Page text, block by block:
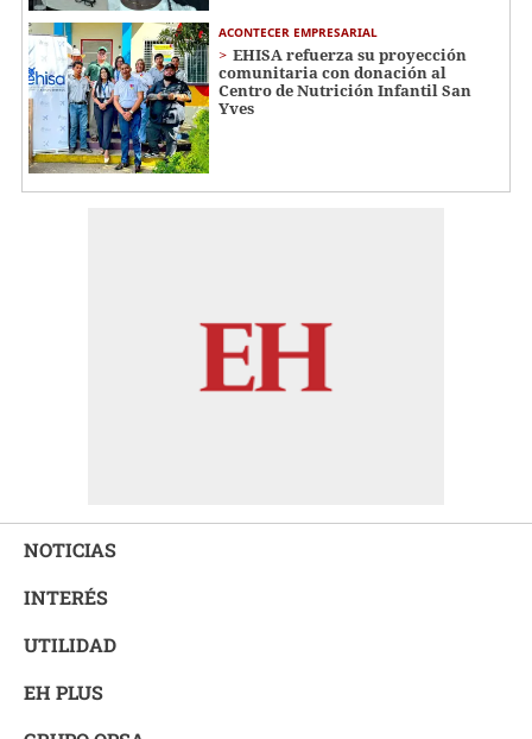
ACONTECER EMPRESARIAL
EHISA refuerza su proyección
comunitaria con donación al
Centro de Nutrición Infantil San
Yves
NOTICIAS
INTERÉS
UTILIDAD
EH PLUS